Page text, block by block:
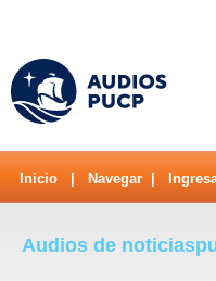
Inicio Navegar
Audios de